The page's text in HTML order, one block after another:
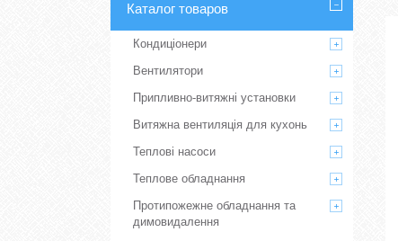
Каталог товаров
Кондиціонери
Вентилятори
Припливно-витяжні установки
Витяжна вентиляція для кухонь
Теплові насоси
Теплове обладнання
Протипожежне обладнання та
димовидалення